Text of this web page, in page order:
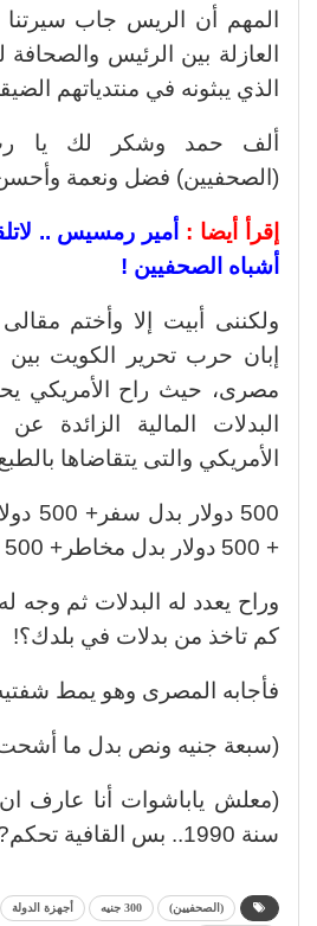
المهم أن الريس جاب
العازلة بين الرئيس والصحافة
الذي يبثونه في منتدياتهم
(الصحفيين) فضل ونعمة
إقرأ أيضا : أمير رمسيس ..
أشباه الصحفيين !
ولكننى أبيت إلا وأختم
إبان حرب تحرير الكويت بين
مصرى، حيث راح الأمريكي
البدلات المالية الزائدة
الأمريكي والتى يتقاضاها
500
+ 500 دولار بدل مخاطر+ 500 دولار بدل ترفيه.
وراح يعدد له البدلات ثم وجه
كم تاخذ من بدلات في بلدك؟!
فأجابه المصرى وهو يمط
(سبعة جنيه ونص بدل ما
(معلش ياباشوات أنا عارف ان
سنة 1990.. بس القافية تحكم?).
(الصحفيين) 300 جنيه أجهزة الدولة